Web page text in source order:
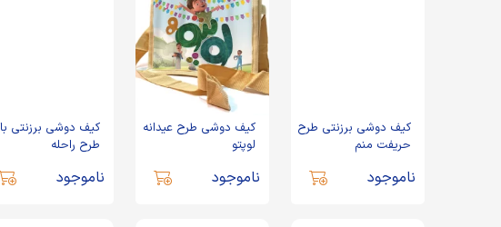
کیف دوشی برزنتی طرح
حریفت منم
ناموجود
کیف دوشی طرح عیدانه
لوپتو
ناموجود
کیف دوشی برزنتی با
طرح راحله
ناموجود